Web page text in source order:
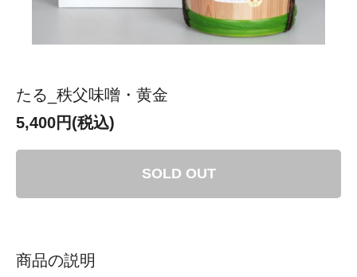
たる_秩父味噌・黄金
5,400円(税込)
SOLD OUT
商品の説明